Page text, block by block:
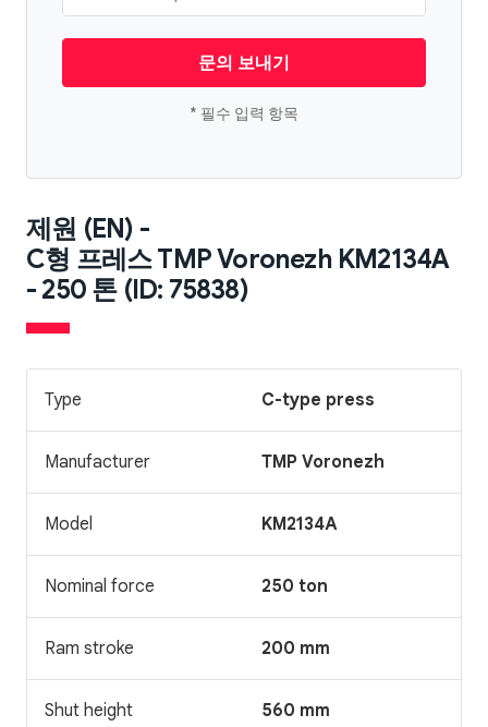
문의 보내기
* 필수 입력 항목
제원 (EN) -
C형 프레스 TMP Voronezh KM2134A
- 250 톤 (ID: 75838)
Type C-type press
Manufacturer TMP Voronezh
Model KM2134A
Nominal force 250 ton
Ram stroke 200 mm
Shut height 560 mm